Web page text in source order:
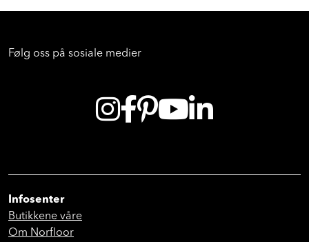
Følg oss på sosiale medier
Infosenter
Butikkene våre
Om Norfloor